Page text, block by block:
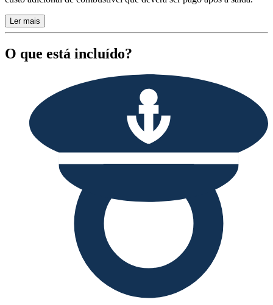
Ler mais
O que está incluído?